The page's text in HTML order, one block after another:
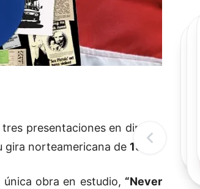
presentaciones en directo
gira norteamericana de 1978
obra en estudio, “Never